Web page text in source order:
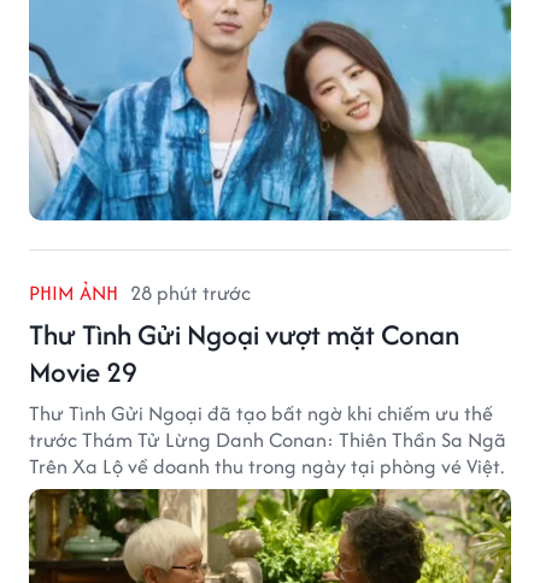
PHIM ẢNH 28 phút trước
Thư Tình Gửi Ngoại vượt mặt Conan
Movie 29
Thư Tình Gửi Ngoại đã tạo bất ngờ khi chiếm ưu thế
trước Thám Tử Lừng Danh Conan: Thiên Thần Sa Ngã
Trên Xa Lộ về doanh thu trong ngày tại phòng vé Việt.